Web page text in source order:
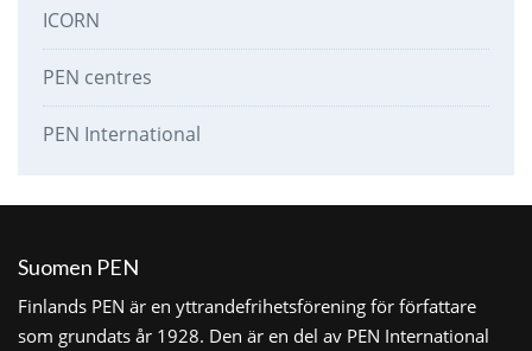
ICORN
PEN centres
PEN International
Suomen PEN
Finlands PEN är en yttrandefrihetsförening för författare
som grundats år 1928. Den är en del av PEN International